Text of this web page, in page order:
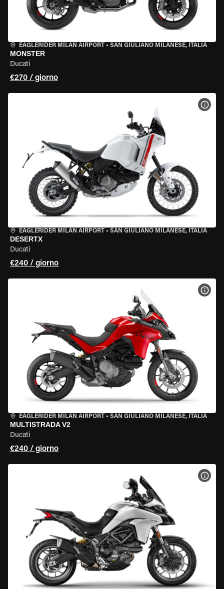
EAGLERIDER MILAN AIRPORT • SAN GIULIANO MILANESE, ITALIA
MONSTER
Ducati
€270 / giorno
EAGLERIDER MILAN AIRPORT • SAN GIULIANO MILANESE, ITALIA
DESERTX
Ducati
€240 / giorno
EAGLERIDER MILAN AIRPORT • SAN GIULIANO MILANESE, ITALIA
MULTISTRADA V2
Ducati
€240 / giorno